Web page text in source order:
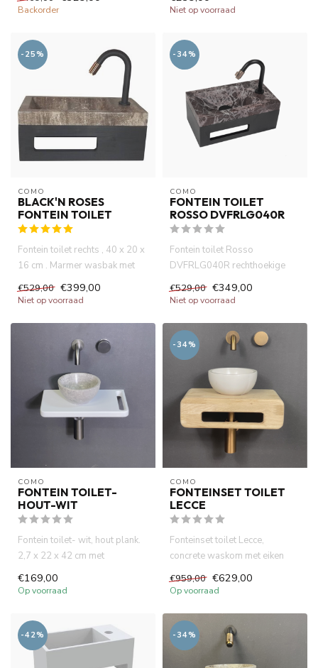
...
Backorder Niet op voorraad
-25%
COMO
BLACK'N ROSES
FONTEIN TOILET
Fontein toilet rechts , 40 x 20 x
16 cm . Marmer wasbak met
mat zwart massive ho...
€529,00 €399,00
Niet op voorraad
-34%
COMO
FONTEIN TOILET
ROSSO DVFRLG040R
Fontein toilet Rosso
DVFRLG040R rechthoekige
marmer wasbak 40x20x14cm
met handdo...
€529,00 €349,00
Niet op voorraad
COMO
FONTEIN TOILET-
HOUT-WIT
Fontein toilet- wit, hout plank.
2,7 x 22 x 42 cm met
afvoergaat. Handdoek-houde...
€169,00
Op voorraad
-34%
COMO
FONTEINSET TOILET
LECCE
Fonteinset toilet Lecce,
concrete waskom met eiken
hout plank . Incl. rose goud ...
€959,00 €629,00
Op voorraad
-42% -34%